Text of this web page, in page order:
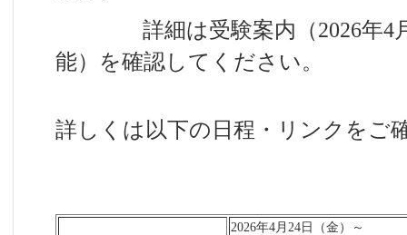
詳細は受験案内（2026年4月
能）を確認してください。
詳しくは以下の日程・リンクをご
2026年4月24日（金）～